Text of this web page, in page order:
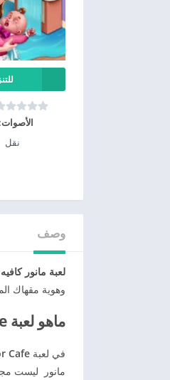
نقل
وصف
لعبة مانور كافيه
وهوية مقهاك
ماهو لعبة Manor Cafe ؟
في لعبة Cafe
مانور ليست